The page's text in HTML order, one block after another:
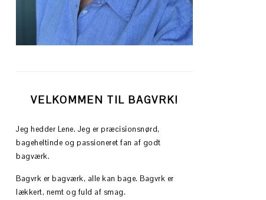
VELKOMMEN TIL BAGVRK!
Jeg hedder Lene. Jeg er præcisionsnørd,
bageheltinde og passioneret fan af godt
bagværk.
Bagvrk er bagværk, alle kan bage. Bagvrk er
lækkert, nemt og fuld af smag.